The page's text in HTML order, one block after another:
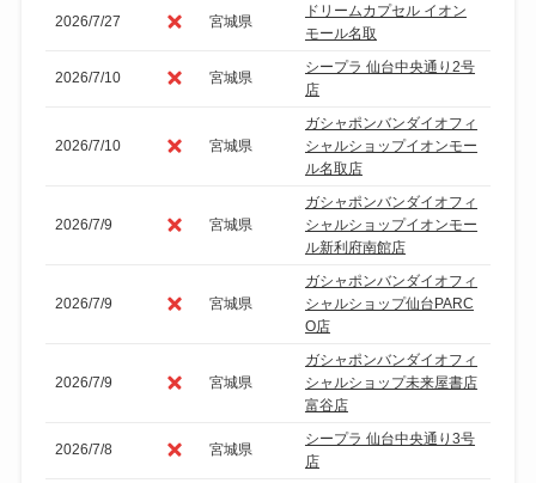
2026/7/27 宮城県
ドリームカプセル イオン
モール名取
2026/7/10 宮城県
シープラ 仙台中央通り2号
店
2026/7/10 宮城県
ガシャポンバンダイオフィ
シャルショップイオンモー
ル名取店
2026/7/9 宮城県
ガシャポンバンダイオフィ
シャルショップイオンモー
ル新利府南館店
2026/7/9 宮城県
ガシャポンバンダイオフィ
シャルショップ仙台PARC
O店
2026/7/9 宮城県
ガシャポンバンダイオフィ
シャルショップ未来屋書店
富谷店
2026/7/8 宮城県
シープラ 仙台中央通り3号
店